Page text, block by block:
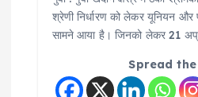
श्रेणी निर्धारण को लेकर यूनियन और
सामने आया है। जिनको लेकर 21
Spread